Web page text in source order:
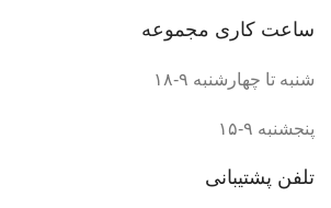
ساعت کاری مجموعه
شنبه تا چهارشنبه ۹-۱۸
پنجشنبه ۹-۱۵
تلفن پشتیبانی